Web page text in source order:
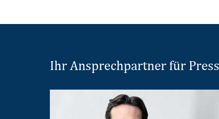
Ihr Ansprechpartner für